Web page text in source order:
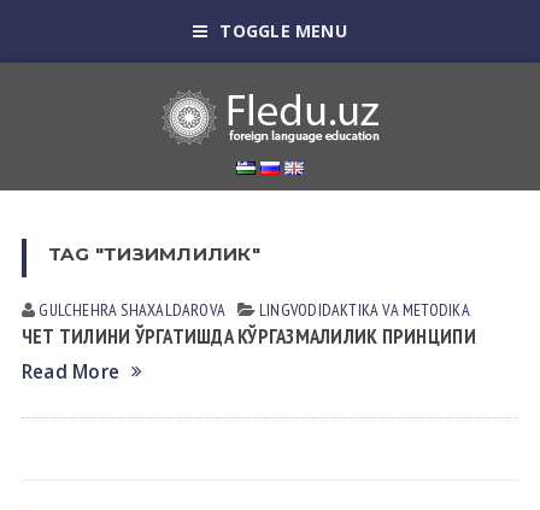
TOGGLE MENU
TAG "ТИЗИМЛИЛИК"
GULCHEHRA SHАXАLDАROVА LINGVODIDАKTIKА VА METODIKА
ЧЕТ ТИЛИНИ ЎРГАТИШДА КЎРГАЗМАЛИЛИК ПРИНЦИПИ
Read More